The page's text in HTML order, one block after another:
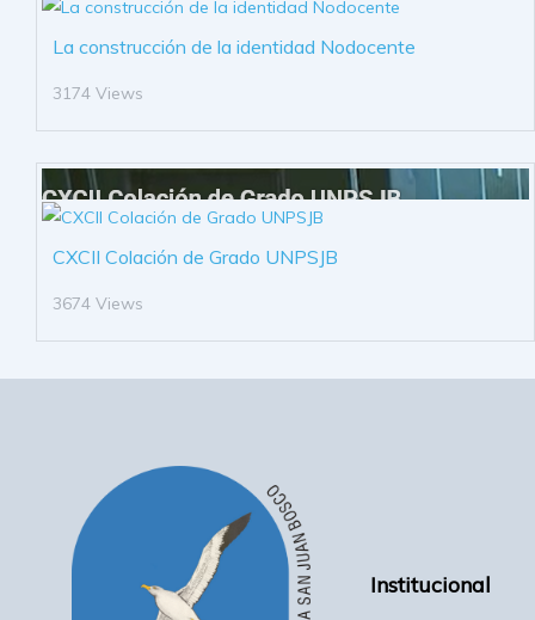
La construcción de la identidad Nodocente
3174 Views
CXCII Colación de Grado UNPSJB
3674 Views
Institucional